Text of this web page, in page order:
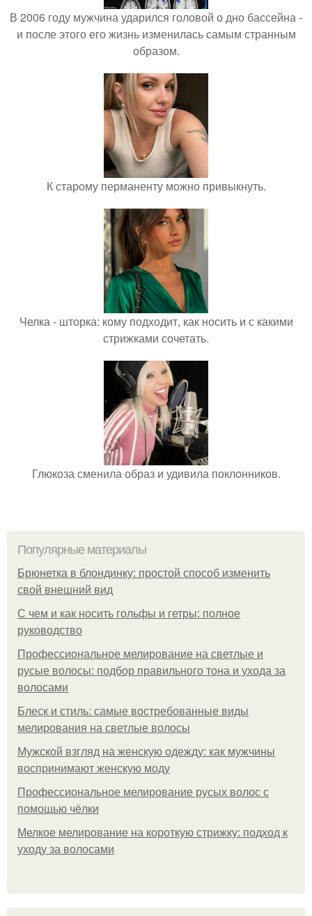
В 2006 году мужчина ударился головой о дно бассейна -
и после этого его жизнь изменилась самым странным
образом.
К старому перманенту можно привыкнуть.
Челка - шторка: кому подходит, как носить и с какими
стрижками сочетать.
Глюкоза сменила образ и удивила поклонников.
Популярные материалы
Брюнетка в блондинку: простой способ изменить
свой внешний вид
С чем и как носить гольфы и гетры: полное
руководство
Профессиональное мелирование на светлые и
русые волосы: подбор правильного тона и ухода за
волосами
Блеск и стиль: самые востребованные виды
мелирования на светлые волосы
Мужской взгляд на женскую одежду: как мужчины
воспринимают женскую моду
Профессиональное мелирование русых волос с
помощью чёлки
Мелкое мелирование на короткую стрижку: подход к
уходу за волосами